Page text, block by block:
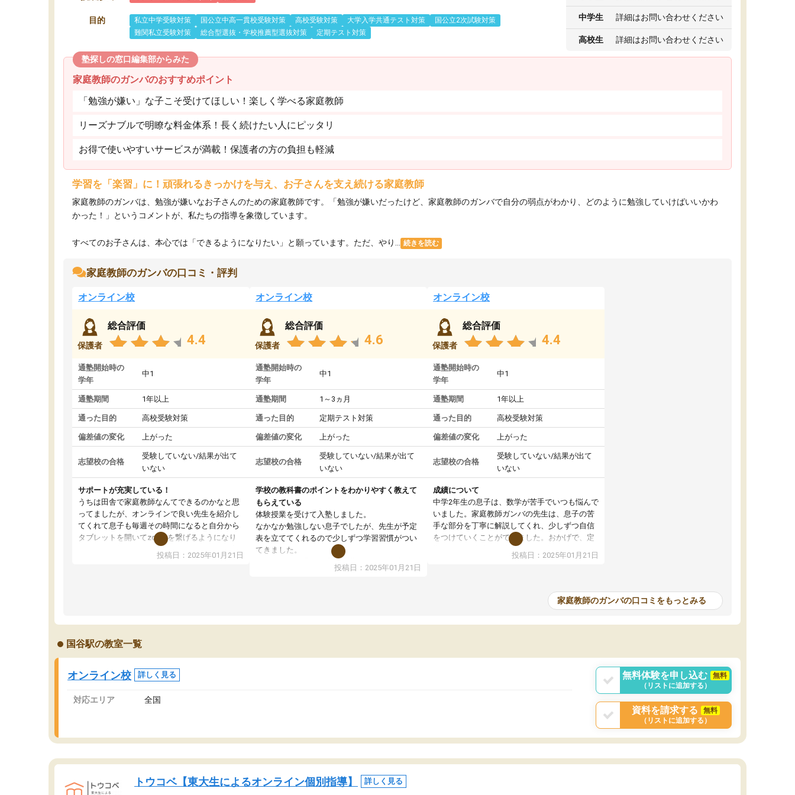
目的 私立中学受験対策 国公立中高一貫校受験対策 高校受験対策 大学入学共通テスト対策
国公立2次試験対策
難関私立受験対策
総合型選抜・学校推薦型選抜対策 定期テスト対策
中学生 詳細はお問い合わせください
高校生 詳細はお問い合わせください
塾探しの窓口編集部からみた
家庭教師のガンバのおすすめポイント
「勉強が嫌い」な子こそ受けてほしい！楽しく学べる家庭教師
リーズナブルで明瞭な料金体系！長く続けたい人にピッタリ
お得で使いやすいサービスが満載！保護者の方の負担も軽減
学習を「楽習」に！頑張れるきっかけを与え、お子さんを支え続ける家庭教師
家庭教師のガンバは、勉強が嫌いなお子さんのための家庭教師です。「勉強が嫌いだったけど、家庭教師のガンバで自分の弱点がわかり、どのように勉強していけばいいかわ
かった！」というコメントが、私たちの指導を象徴しています。
すべてのお子さんは、本心では「できるようになりたい」と願っています。ただ、やり... 続きを読む
家庭教師のガンバの口コミ・評判
オンライン校
保護者
総合評価
4.4
通塾開始時の
学年
中1
通塾期間 1年以上
通った目的 高校受験対策
偏差値の変化 上がった
志望校の合格
受験していない/結果が出て
いない
サポートが充実している！
うちは田舎で家庭教師なんてできるのかなと思
ってましたが、オンラインで良い先生を紹介し
てくれて息子も毎週その時間になると自分から
タブレットを開いてzoomを繋げるようになり
ました！5科目なんでもOKなのもとても気に入
投稿日：2025年01月21日
オンライン校
保護者
総合評価
4.6
通塾開始時の
学年
中1
通塾期間 1～3ヵ月
通った目的 定期テスト対策
偏差値の変化 上がった
志望校の合格
受験していない/結果が出て
いない
学校の教科書のポイントをわかりやすく教えて
もらえている
体験授業を受けて入塾しました。
なかなか勉強しない息子でしたが、先生が予定
表を立ててくれるので少しずつ学習習慣がつい
てきました。
オンラインで週に一度の受講ですが、指導が無
い日も予定表に基づいて勉強したり、LINEでわ
投稿日：2025年01月21日
オンライン校
保護者
総合評価
4.4
通塾開始時の
学年
中1
通塾期間 1年以上
通った目的 高校受験対策
偏差値の変化 上がった
志望校の合格
受験していない/結果が出て
いない
成績について
中学2年生の息子は、数学が苦手でいつも悩んで
いました。家庭教師ガンバの先生は、息子の苦
手な部分を丁寧に解説してくれ、少しずつ自信
をつけていくことができました。おかげで、定
期テストの成績が10点以上アップし、本人もと
投稿日：2025年01月21日
家庭教師のガンバの口コミをもっとみる
国谷駅の教室一覧
オンライン校 詳しく見る
対応エリア 全国
無料体験を申し込む
無料
（リストに追加する）
資料を請求する
無料
（リストに追加する）
トウコベ【東大生によるオンライン個別指導】 詳しく見る